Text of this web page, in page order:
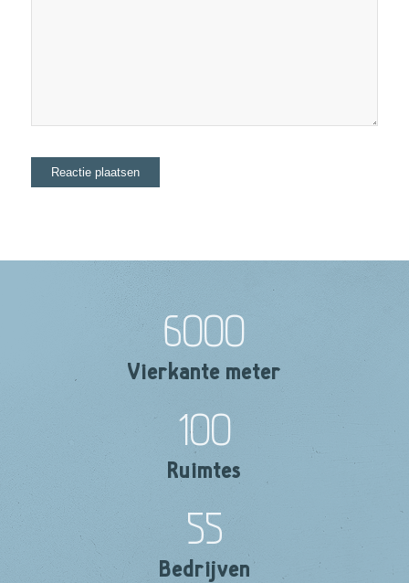
6000
Vierkante meter
100
Ruimtes
55
Bedrijven